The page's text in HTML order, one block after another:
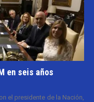
en seis años
el presidente de la Nación,